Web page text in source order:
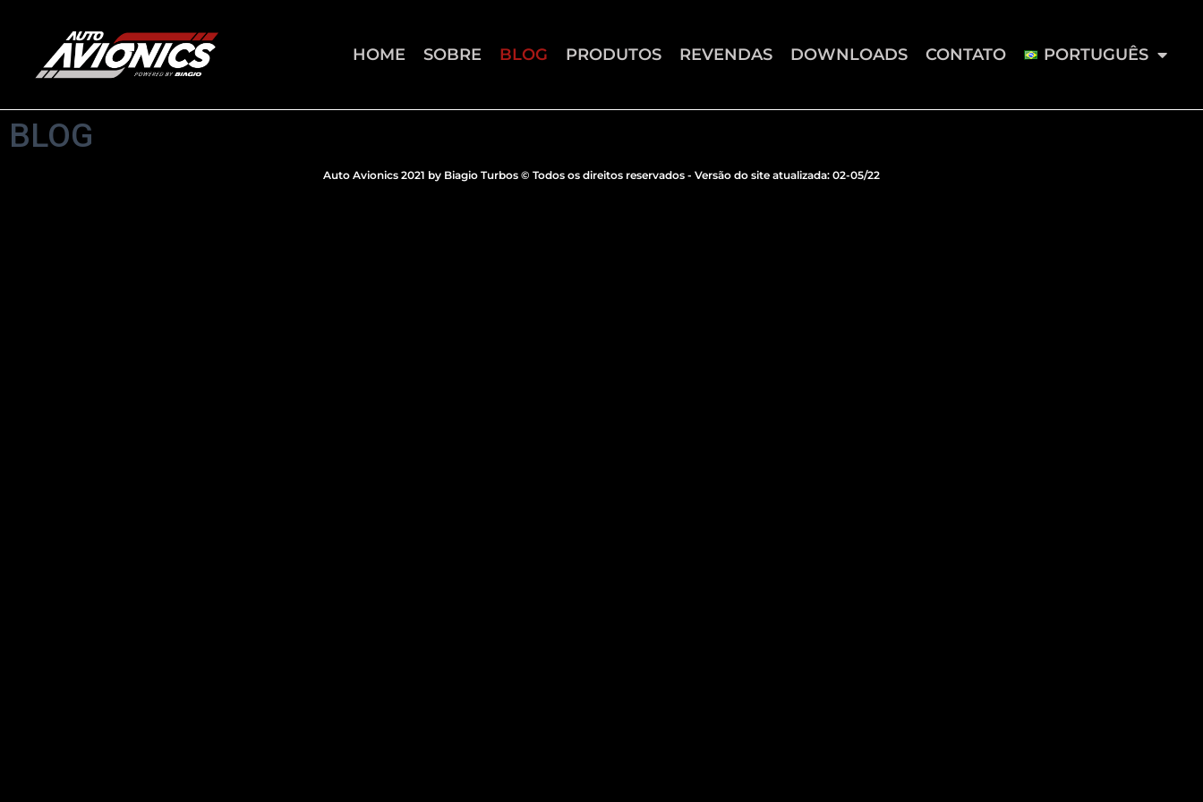
HOME SOBRE BLOG PRODUTOS REVENDAS DOWNLOADS CONTATO PORTUGUÊS
BLOG
Auto Avionics 2021 by Biagio Turbos © Todos os direitos reservados - Versão do site atualizada: 02-05/22